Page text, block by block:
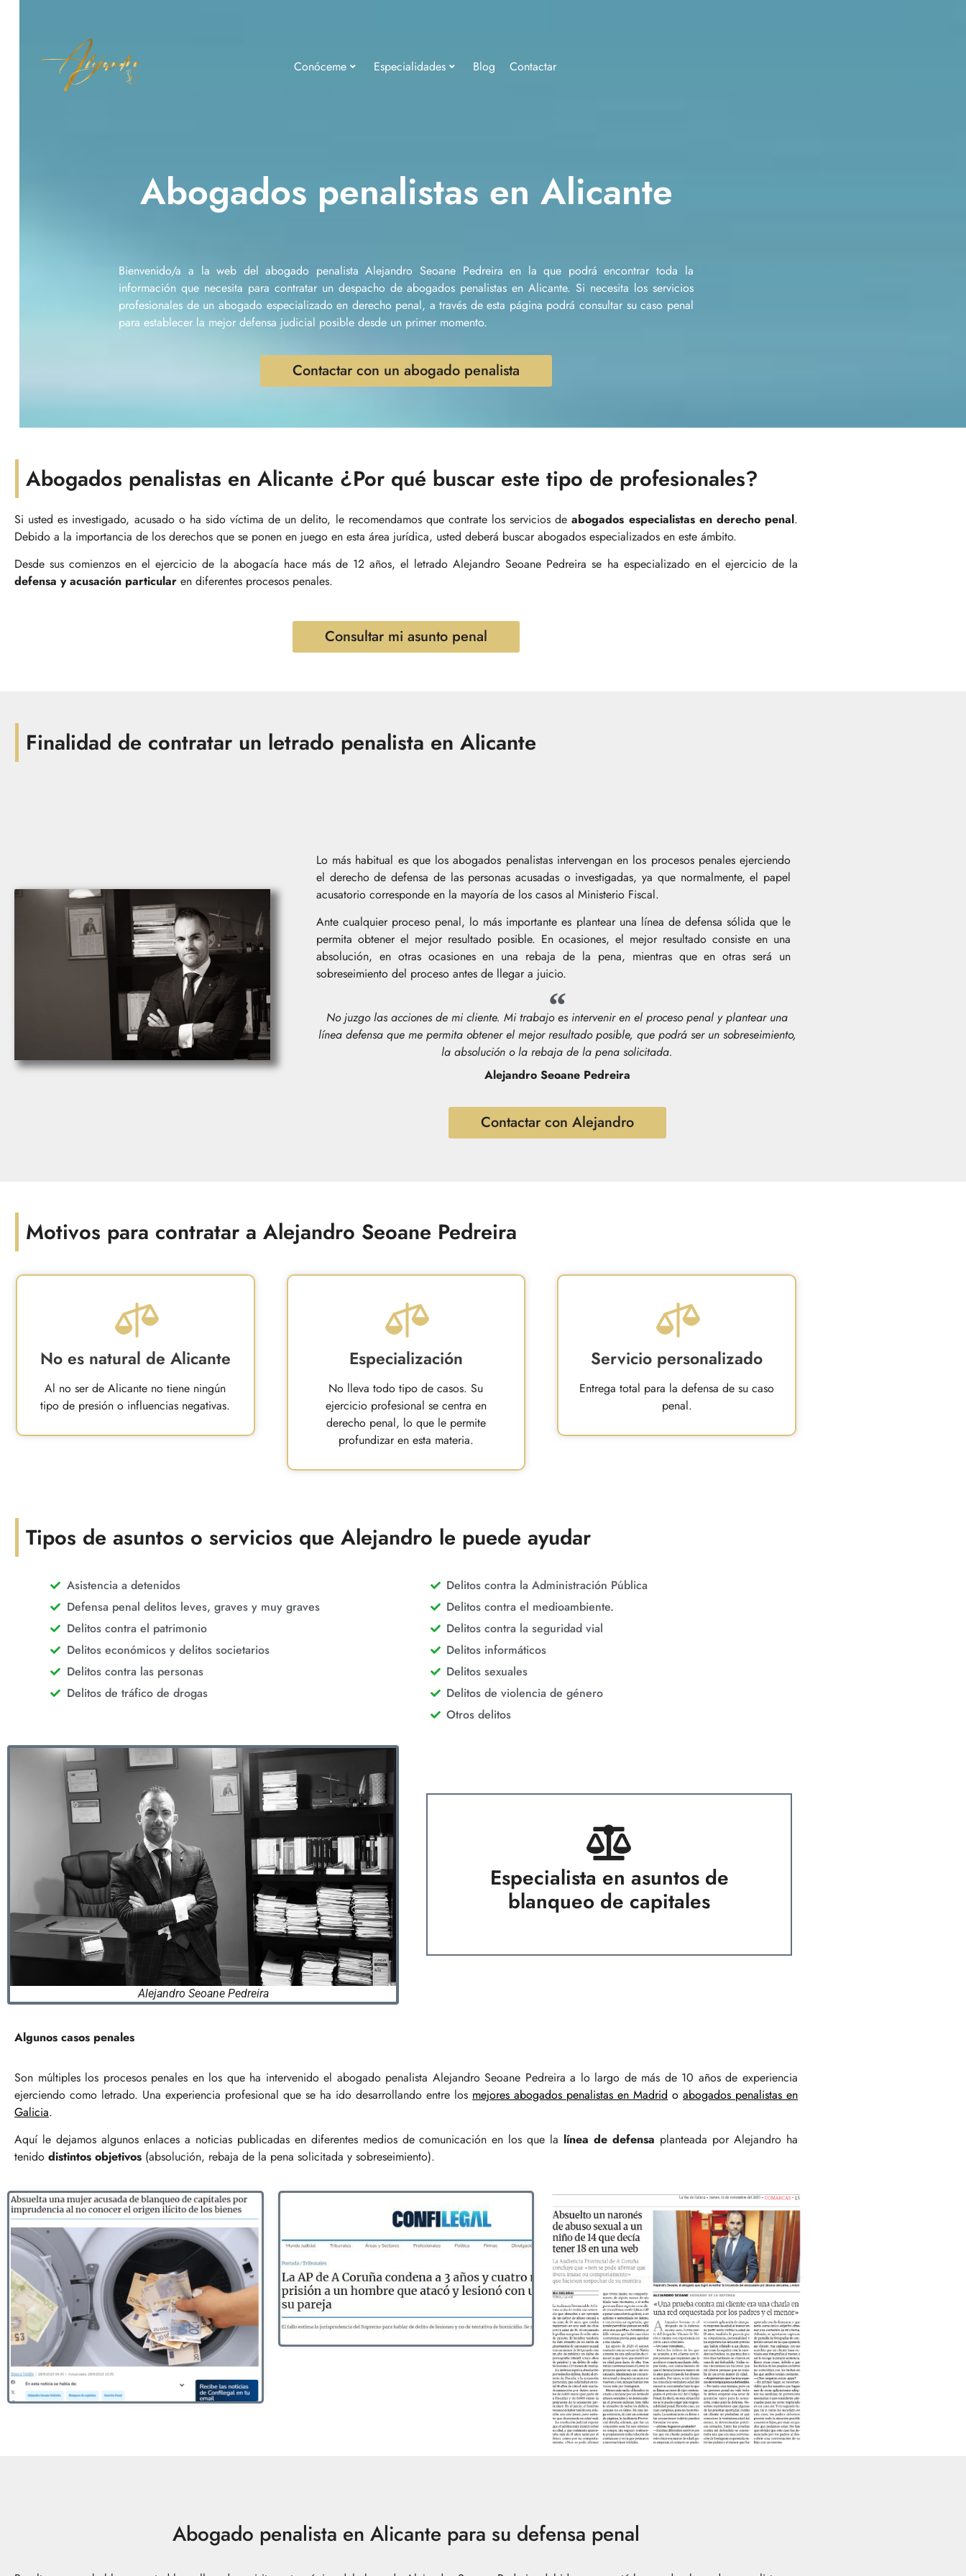
Conóceme Especialidades Blog
Contactar
Abogados penalistas en Alicante
Bienvenido/a a la web del abogado penalista Alejandro Seoane Pedreira en la que podrá encontrar toda la
información que necesita para contratar un despacho de abogados penalistas en Alicante. Si necesita los servicios
profesionales de un abogado especializado en derecho penal, a través de esta página podrá consultar su caso penal
para establecer la mejor defensa judicial posible desde un primer momento.
Contactar con un abogado penalista
Abogados penalistas en Alicante ¿Por qué buscar este tipo de profesionales?
Si usted es investigado, acusado o ha sido víctima de un delito, le recomendamos que contrate los servicios deabogados especialistas en derecho penal.
Debido a la importancia de los derechos que se ponen en juego en esta área jurídica, usted deberá buscar abogados especializados en este ámbito.
Desde sus comienzos en el ejercicio de la abogacía hace más de 12 años, el letrado Alejandro Seoane Pedreira se ha especializado en el ejercicio de la
defensa y acusación particular en diferentes procesos penales.
Consultar mi asunto penal
Finalidad de contratar un letrado penalista en Alicante
Lo más habitual es que los abogados penalistas intervengan en los procesos penales ejerciendo
el derecho de defensa de las personas acusadas o investigadas, ya que normalmente, el papel
acusatorio corresponde en la mayoría de los casos al Ministerio Fiscal.
Ante cualquier proceso penal, lo más importante es plantear una línea de defensa sólida que le
permita obtener el mejor resultado posible. En ocasiones, el mejor resultado consiste en una
absolución, en otras ocasiones en una rebaja de la pena, mientras que en otras será un
sobreseimiento del proceso antes de llegar a juicio.
No juzgo las acciones de mi cliente. Mi trabajo es intervenir en el proceso penal y plantear una
línea defensa que me permita obtener el mejor resultado posible, que podrá ser un sobreseimiento,
la absolución o la rebaja de la pena solicitada.
Alejandro Seoane Pedreira
Contactar con Alejandro
Motivos para contratar a Alejandro Seoane Pedreira
No es natural de Alicante
Al no ser de Alicante no tiene ningún
tipo de presión o influencias negativas.
Especialización
No lleva todo tipo de casos. Su
ejercicio profesional se centra en
derecho penal, lo que le permite
profundizar en esta materia.
Servicio personalizado
Entrega total para la defensa de su caso
penal.
Tipos de asuntos o servicios que Alejandro le puede ayudar
Asistencia a detenidos
Defensa penal delitos leves, graves y muy graves
Delitos contra el patrimonio
Delitos económicos y delitos societarios
Delitos contra las personas
Delitos de tráfico de drogas
Delitos contra la Administración Pública
Delitos contra el medioambiente.
Delitos contra la seguridad vial
Delitos informáticos
Delitos sexuales
Delitos de violencia de género
Otros delitos
Alejandro Seoane Pedreira
Especialista en asuntos de
blanqueo de capitales
Algunos casos penales
Son múltiples los procesos penales en los que ha intervenido el abogado penalista Alejandro Seoane Pedreira a lo largo de más de 10 años de experiencia
ejerciendo como letrado. Una experiencia profesional que se ha ido desarrollando entre los mejores abogados penalistas en Madrid o abogados penalistas en
Galicia.
Aquí le dejamos algunos enlaces a noticias publicadas en diferentes medios de comunicación en los que la línea de defensa planteada por Alejandro ha
tenido distintos objetivos (absolución, rebaja de la pena solicitada y sobreseimiento).
Abogado penalista en Alicante para su defensa penal